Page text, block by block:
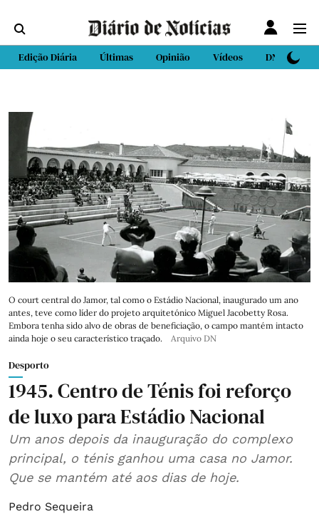
Edição Diária Últimas Opinião Vídeos DN Sport
O court central do Jamor, tal como o Estádio Nacional, inaugurado um ano
antes, teve como líder do projeto arquitetónico Miguel Jacobetty Rosa.
Embora tenha sido alvo de obras de beneficiação, o campo mantém intacto
ainda hoje o seu característico traçado.
Arquivo DN
Desporto
1945. Centro de Ténis foi reforço
de luxo para Estádio Nacional
Um anos depois da inauguração do complexo
principal, o ténis ganhou uma casa no Jamor.
Que se mantém até aos dias de hoje.
Pedro Sequeira